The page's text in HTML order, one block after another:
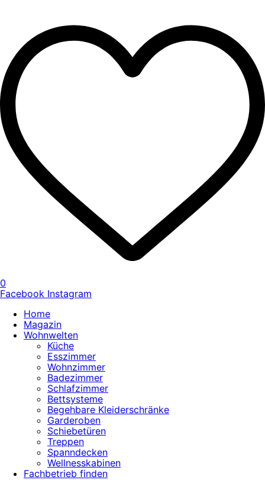
0
Facebook Instagram
Home
Magazin
Wohnwelten
Küche
Esszimmer
Wohnzimmer
Badezimmer
Schlafzimmer
Bettsysteme
Begehbare Kleiderschränke
Garderoben
Schiebetüren
Treppen
Spanndecken
Wellnesskabinen
Fachbetrieb finden